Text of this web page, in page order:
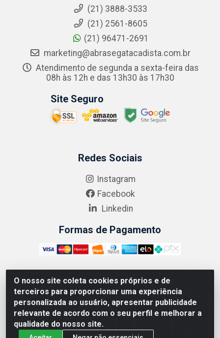
O nosso site coleta cookies próprios e de
terceiros para proporcionar uma experiência
personalizada ao usuário, apresentar publicidade
relevante de acordo com o seu perfil e melhorar a
qualidade do nosso site.
(21) 3888-3533
(21) 2561-8605
(21) 96471-2691
marketing@abrasegatacadista.com.br
Atendimento de segunda a sexta-feira das
08h às 12h e das 13h30 às 17h30
Site Seguro
Redes Sociais
Instagram
Facebook
Linkedin
Formas de Pagamento
ABRASEG COMÉRCIO ATACADISTA LTDA - CNPJ:
10.894.768/0001-00 - Avenida Lobo Júnior, 1045 -
Penha Circular - Rio de Janeiro - RJ - CEP 21020-124